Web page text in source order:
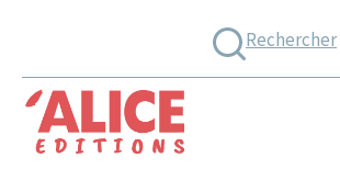
Rechercher